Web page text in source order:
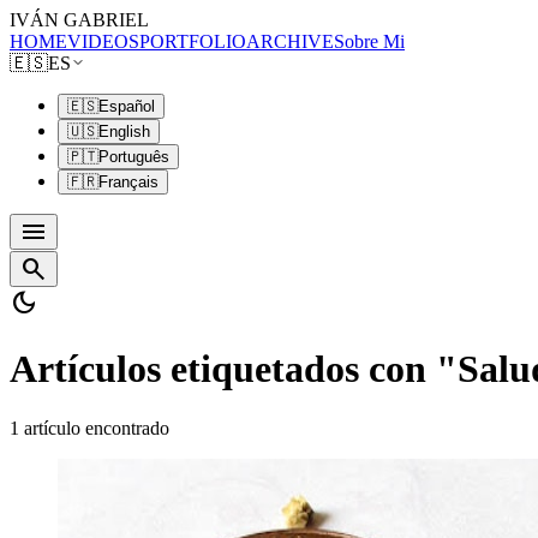
IVÁN GABRIEL
HOMEVIDEOSPORTFOLIOARCHIVESobre Mi
🇪🇸ES
🇪🇸Español
🇺🇸English
🇵🇹Português
🇫🇷Français
menu
search
dark_mode
Artículos etiquetados con
1 artículo encontrado